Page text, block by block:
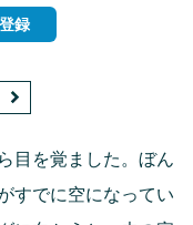
録
目を覚ました。ぼん
すでに空になってい